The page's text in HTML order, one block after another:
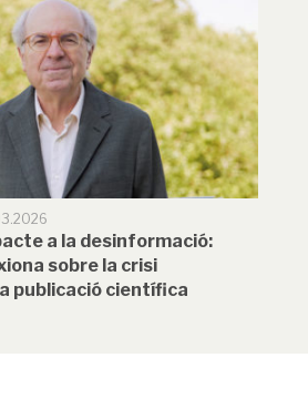
a la desinformació:
sobre la crisi
publicació científica